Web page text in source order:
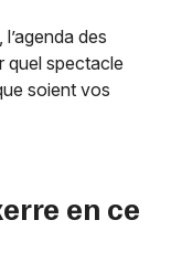
, l’agenda des
quel spectacle
soient vos
en ce